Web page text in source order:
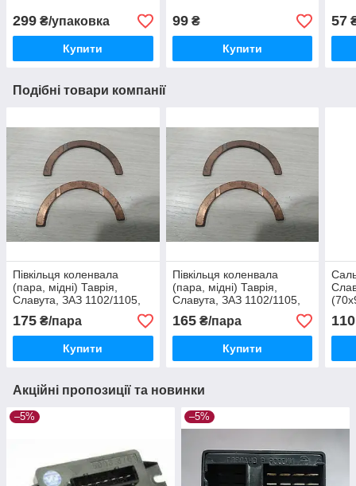
299 ₴/упаковка
Купити
99₴
Купити
57
Подібні товари компанії
Півкільця коленвала
(пара, мідні) Таврія,
Славута, ЗАЗ 1102/1105,
175 ₴/пара
Купити
Півкільця коленвала
(пара, мідні) Таврія,
Славута, ЗАЗ 1102/1105,
ДЕУ СЕНС (стандарт 2,31)
165₴/пара
Купити
110
Акційні пропозиції та новинки
–5% –5%